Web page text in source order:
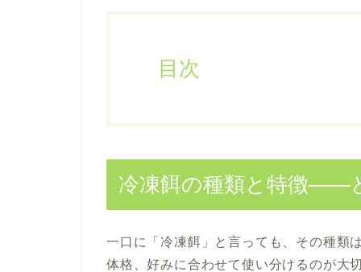
目次
冷凍餌の種類と特徴——
一口に「冷凍餌」と言っても、その種類
体格、好みに合わせて使い分けるのが大